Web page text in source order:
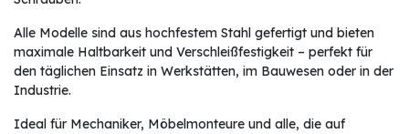
Alle Modelle sind aus hochfestem Stahl gefertigt und bieten
maximale Haltbarkeit und Verschleißfestigkeit – perfekt für
den täglichen Einsatz in Werkstätten, im Bauwesen oder in der
Industrie.
Ideal für Mechaniker, Möbelmonteure und alle, die auf